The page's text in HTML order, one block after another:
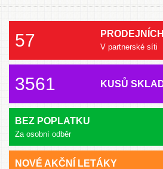
57 V partnerské síti
3561 KUSŮ
BEZ POPLATKU
Za osobní odběr
NOVÉ AKČNÍ LETÁKY